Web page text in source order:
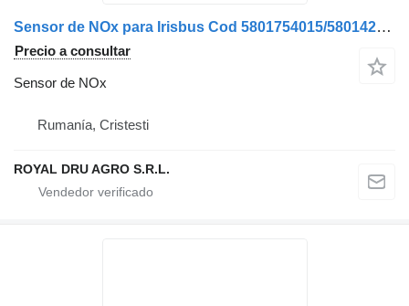
Sensor de NOx para Irisbus Cod 5801754015/5801424181/41271167 camión
Precio a consultar
Sensor de NOx
Rumanía, Cristesti
ROYAL DRU AGRO S.R.L.